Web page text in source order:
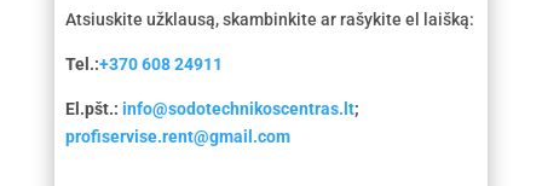
Atsiuskite užklausą, skambinkite ar rašykite el laišką:
Tel.:+370 608 24911
El.pšt.: info@sodotechnikoscentras.lt;
profiservise.rent@gmail.com